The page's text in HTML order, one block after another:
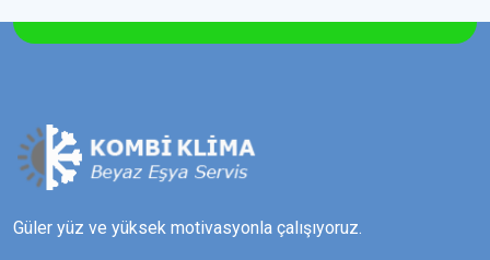
Güler yüz ve yüksek motivasyonla çalışıyoruz.